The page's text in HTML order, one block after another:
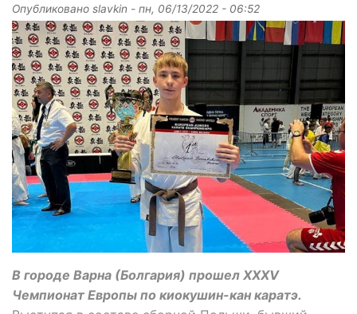
Опубликовано slavkin - пн, 06/13/2022 - 06:52
В городе Варна (Болгария) прошел XXXV
Чемпионат Европы по киокушин-кан каратэ.